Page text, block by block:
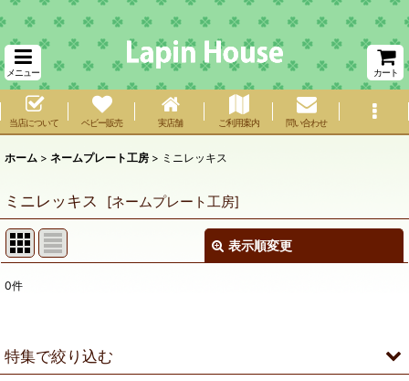
メニュー カート
当店について ベビー販売 実店舗 ご利用案内 問い合わせ
ホーム > ネームプレート工房 > ミニレッキス
ミニレッキス [ネームプレート工房]
表示順変更
0件
特集で絞り込む